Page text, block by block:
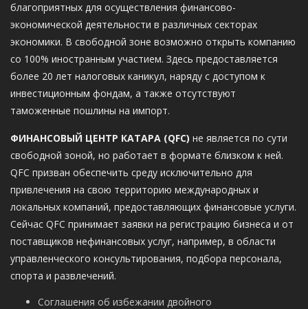
благоприятных для осуществления финансово-
экономической деятельности в различных секторах
экономики. В свободной зоне возможно открыть компанию
со 100% иностранным участием. Здесь предоставляется
более 20 лет налоговых каникул, наряду с доступом к
инвестиционным фондам, а также отсутствуют
таможенные пошлины на импорт.
ФИНАНСОВЫЙ ЦЕНТР КАТАРА (QFC) не является по сути
свободной зоной, но работает в формате близком к ней.
QFC призван обеспечить среду исключительно для
привлечения на свою территорию международных и
локальных компаний, предоставляющих финансовые услуги.
Сейчас QFC принимает заявки на регистрацию бизнеса и от
поставщиков нефинансовых услуг, например, в области
управленческого консультирования, подбора персонала,
спорта и развлечений.
Соглашения об избежании двойного